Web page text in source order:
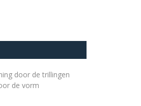
door de trillingen
de vorm